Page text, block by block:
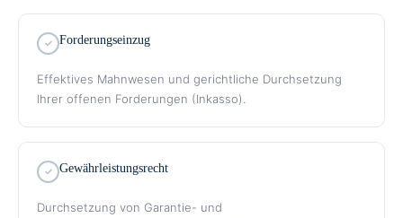
Forderungseinzug
Effektives Mahnwesen und gerichtliche Durchsetzung
Ihrer offenen Forderungen (Inkasso).
Gewährleistungsrecht
Durchsetzung von Garantie- und